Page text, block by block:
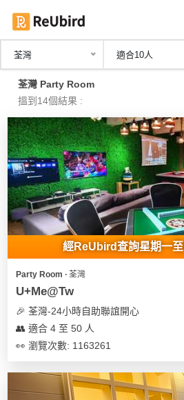
繁
中
EN
登
入
註
冊
服
務
及
產
品
類
荃灣 適合10人
荃灣 Party Room
搵到14個結果 :
經ReUbird查詢星期一
Party Room ∙ 荃灣
U+Me@Tw
🎉 荃灣-24小時自助聯誼開心
👥 適合 4 至 50 人
👀 瀏覽次數: 1163261